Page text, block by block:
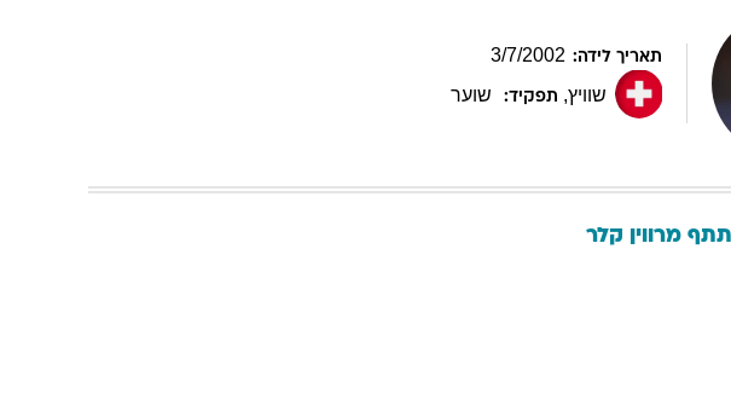
תאריך לידה: 3/7/2002
שוויץ, תפקיד: שוער
מרווין קלר